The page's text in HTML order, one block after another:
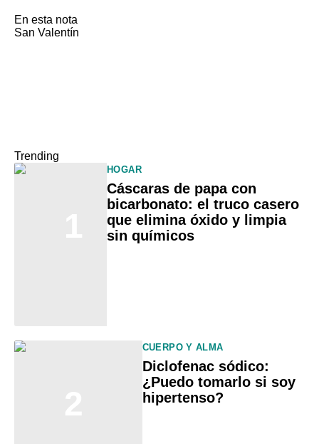
En esta nota
San Valentín
Trending
HOGAR
Cáscaras de papa con
bicarbonato: el truco casero
que elimina óxido y limpia
sin químicos
CUERPO Y ALMA
Diclofenac sódico:
¿Puedo tomarlo si soy
hipertenso?